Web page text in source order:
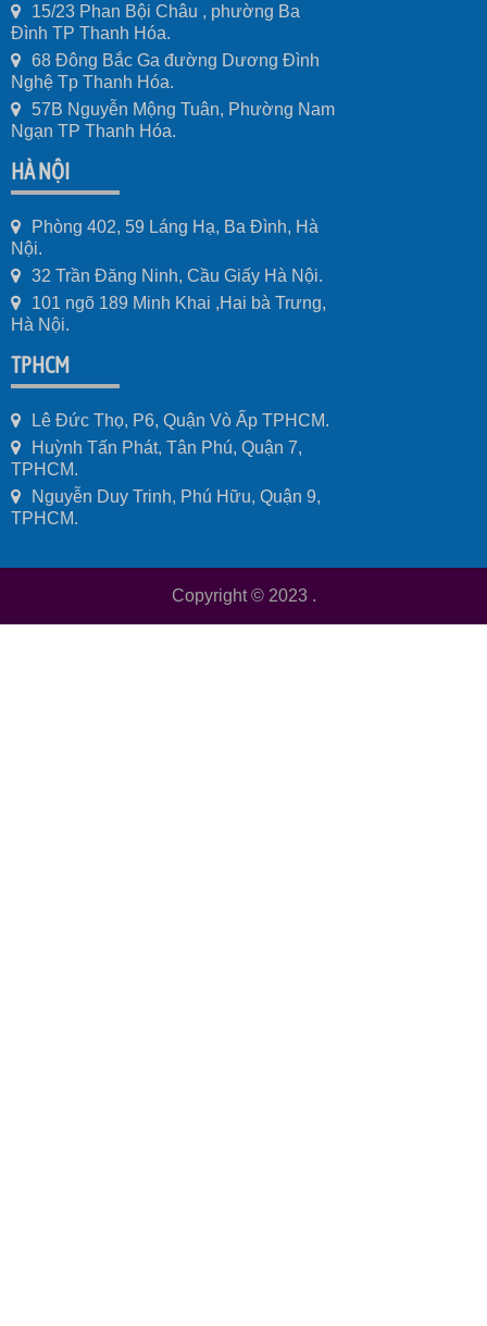
15/23 Phan Bội Châu , phường Ba
Đình TP Thanh Hóa.
68 Đông Bắc Ga đường Dương Đình
Nghệ Tp Thanh Hóa.
57B Nguyễn Mộng Tuân, Phường Nam
Ngạn TP Thanh Hóa.
HÀ NỘI
Phòng 402, 59 Láng Hạ, Ba Đình, Hà
Nội.
32 Trần Đăng Ninh, Cầu Giấy Hà Nội.
101 ngõ 189 Minh Khai ,Hai bà Trưng,
Hà Nội.
TPHCM
Lê Đức Thọ, P6, Quận Vò Ấp TPHCM.
Huỳnh Tấn Phát, Tân Phú, Quận 7,
TPHCM.
Nguyễn Duy Trinh, Phú Hữu, Quận 9,
TPHCM.
Copyright © 2023 .